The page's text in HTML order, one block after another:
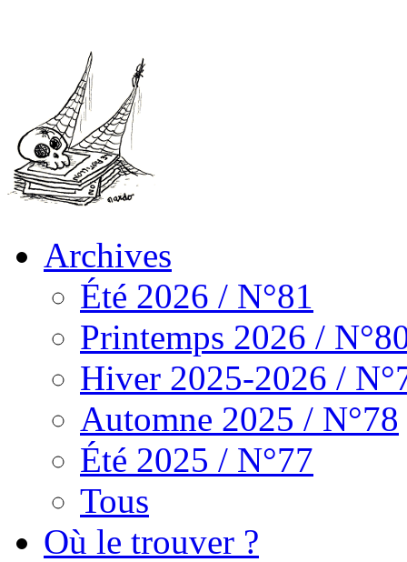
Archives
Été 2026 / N°81
Printemps 2026 /
Hiver 2025-2026 /
Automne 2025 / N°78
Été 2025 / N°77
Tous
Où le trouver ?